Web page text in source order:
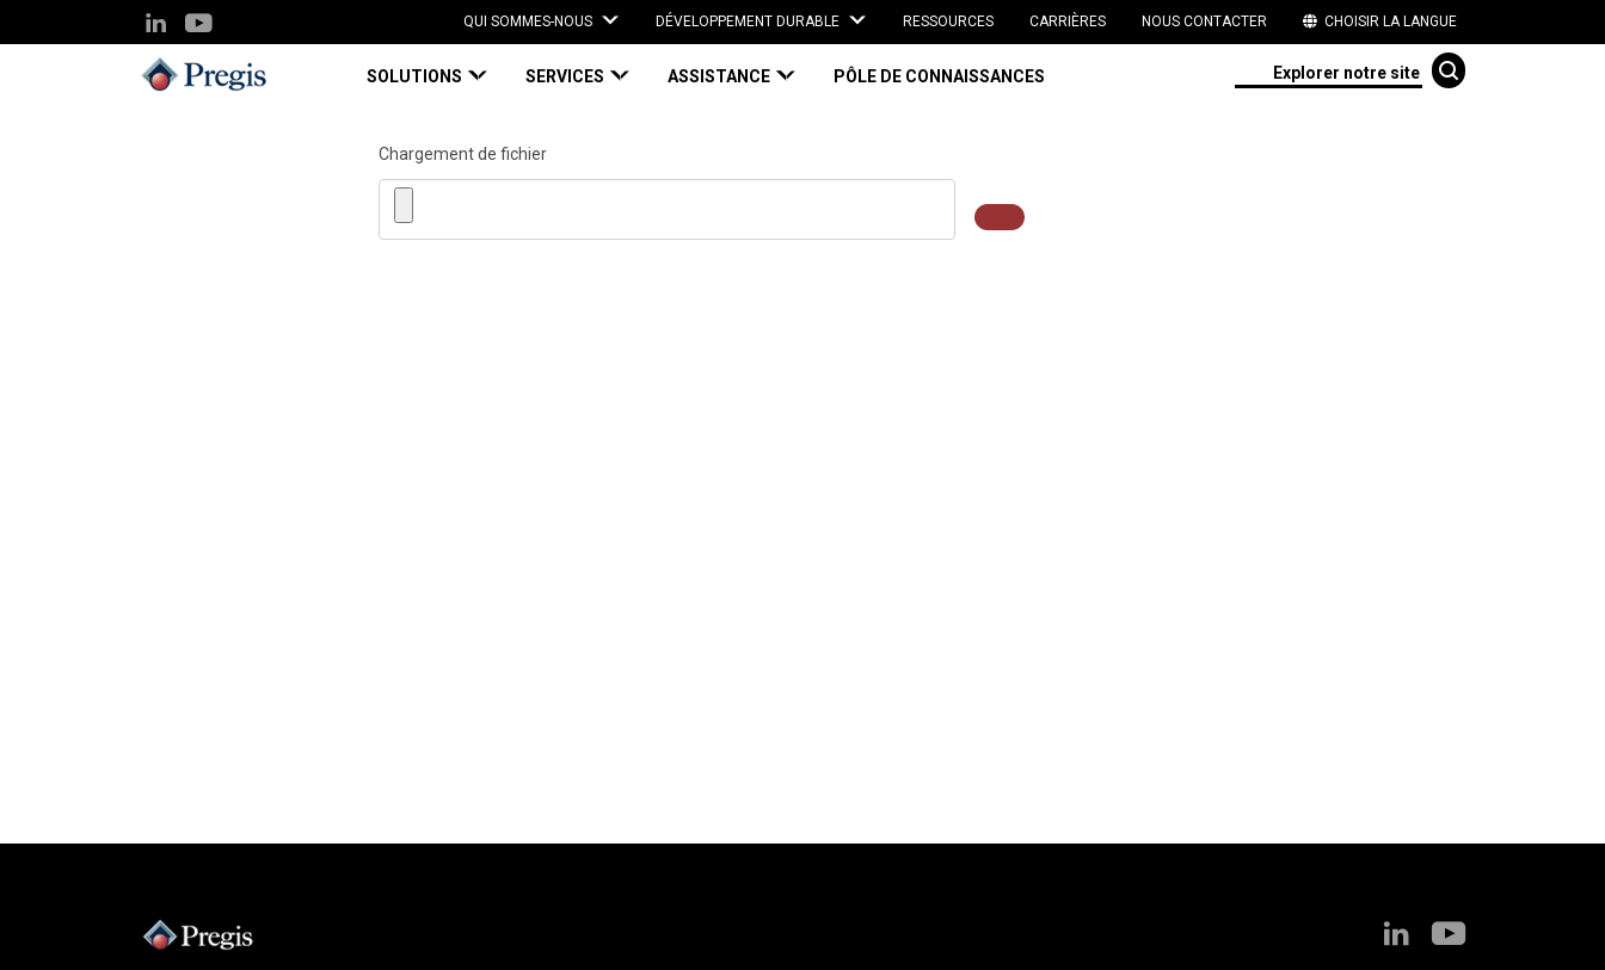
QUI SOMMES-NOUS DÉVELOPPEMENT DURABLE RESSOURCES CARRIÈRES NOUS CONTACTER CHOISIR LA LANGUE
SOLUTIONS SERVICES ASSISTANCE PÔLE DE CONNAISSANCES
Chargement de fichier